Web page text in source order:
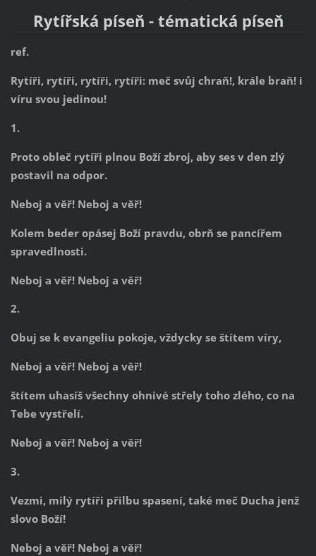
Rytířská píseň - tématická píseň
ref.
Rytíři, rytíři, rytíři, rytíři: meč svůj chraň!, krále braň! i
víru svou jedinou!
1.
Proto obleč rytíři plnou Boží zbroj, aby ses v den zlý
postavil na odpor.
Neboj a věř! Neboj a věř!
Kolem beder opásej Boží pravdu, obrň se pancířem
spravedlnosti.
Neboj a věř! Neboj a věř!
2.
Obuj se k evangeliu pokoje, vždycky se štítem víry,
Neboj a věř! Neboj a věř!
štítem uhasíš všechny ohnivé střely toho zlého, co na
Tebe vystřelí.
Neboj a věř! Neboj a věř!
3.
Vezmi, milý rytíři přilbu spasení, také meč Ducha jenž
slovo Boží!
Neboj a věř! Neboj a věř!